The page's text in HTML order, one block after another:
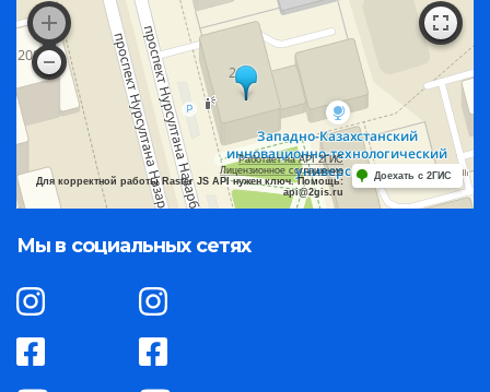
Работает на API 2ГИС
Лицензионное соглашение
Для корректной работы Raster JS API нужен ключ. Помощь:
api@2gis.ru
Доехать с 2ГИС
Мы в социальных сетях